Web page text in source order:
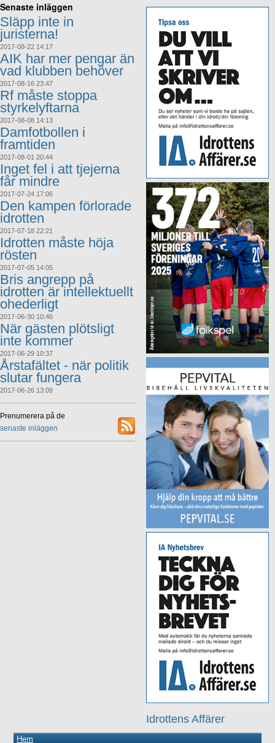
Idrottens Affärer
Senaste inläggen
Släpp inte in
juristerna!
2017-08-22 14:17
AIK har mer pengar än
vad klubben behöver
2017-08-16 23:47
Rf måste stoppa
styrkelyftarna
2017-08-08 14:13
Damfotbollen i
framtiden
2017-08-01 20:44
Inget fel i att tjejerna
får mindre
2017-07-24 17:06
Den kampen förlorade
idrotten
2017-07-18 22:21
Idrotten måste höja
rösten
2017-07-05 14:05
Bris angrepp på
idrotten är intellektuellt
ohederligt
2017-06-30 10:46
När gästen plötsligt
inte kommer
2017-06-29 10:37
Årstafältet - när politik
slutar fungera
2017-06-26 13:09
Prenumerera på de
senaste inläggen
Hem